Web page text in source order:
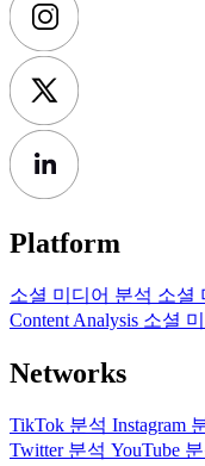
Platform
소셜 미디어 분석 소셜
Content Analysis 소셜
Networks
TikTok 분석 Instagram
Twitter 분석 YouTube